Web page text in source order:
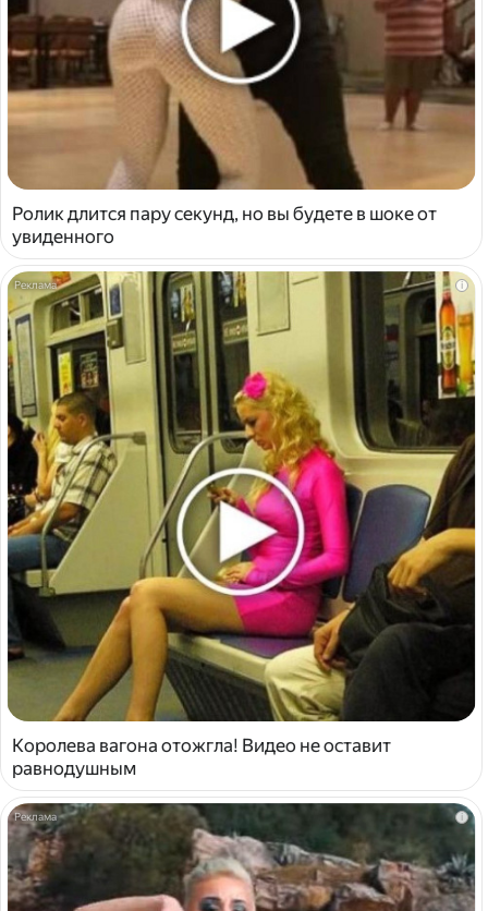
Ролик длится пару секунд, но вы будете в шоке от
увиденного
i
Королева вагона отожгла! Видео не оставит
равнодушным
i